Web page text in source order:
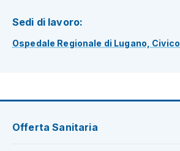
Sedi di lavoro:
Ospedale Regionale di Lugano, Civico
Offerta Sanitaria